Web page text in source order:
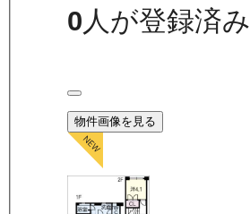
0人が登録済み
物件画像を見る